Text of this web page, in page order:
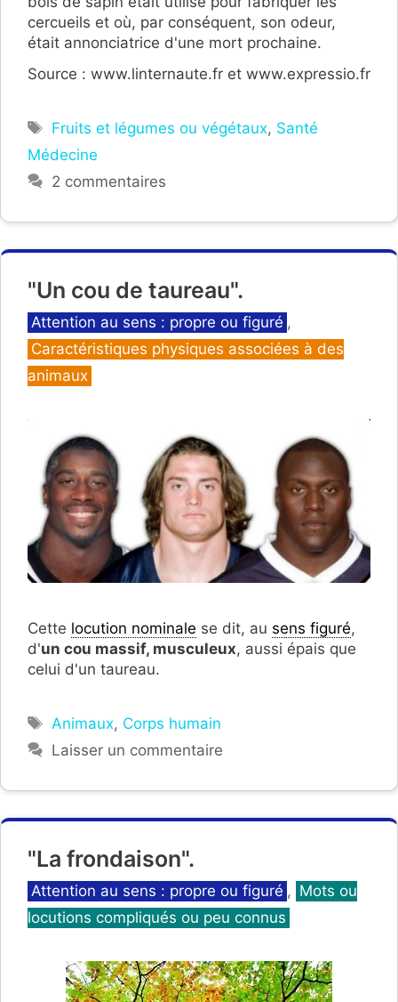
cercueils et où, par conséquent, son odeur,
était annonciatrice d'une mort prochaine.
Source : www.linternaute.fr et www.expressio.fr
Étiquettes
Fruits et légumes ou végétaux, Santé
Médecine
2 commentaires
"Un cou de taureau".
Catégories
Attention au sens : propre ou figuré ,
Caractéristiques physiques associées à des
animaux
Cette locution nominale se dit, au sens figuré,
d'un cou massif, musculeux, aussi épais que
celui d'un taureau.
Étiquettes
Animaux, Corps humain
Laisser un commentaire
"La frondaison".
Catégories
Attention au sens : propre ou figuré , Mots ou
locutions compliqués ou peu connus